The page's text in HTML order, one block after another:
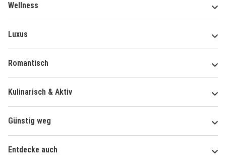
Wellness
Luxus
Romantisch
Kulinarisch & Aktiv
Günstig weg
Entdecke auch